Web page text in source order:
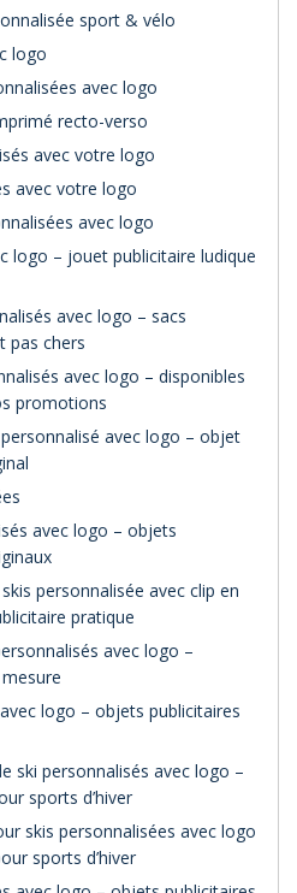
sport & vélo
logo
avec logo
recto-verso
avec votre logo
avec votre logo
avec logo
logo – jouet publicitaire ludique
avec logo – sacs
pas chers
avec logo – disponibles
promotions
avec logo – objet
avec logo – objets
personnalisée avec clip en
pratique
avec logo –
logo – objets publicitaires
ski personnalisés avec logo –
sports d’hiver
skis personnalisées avec logo
sports d’hiver